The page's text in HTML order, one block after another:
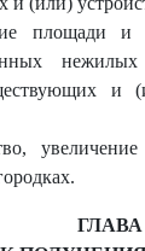
площади и
и
ГЛАВА